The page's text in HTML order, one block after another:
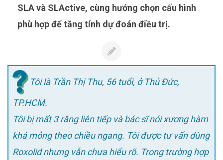
SLA và SLActive, cùng hướng chọn cấu hình
phù hợp để tăng tính dự đoán điều trị.
Tôi là Trần Thị Thu, 56 tuổi, ở Thủ Đức,
TP.HCM.
Tôi bị mất 3 răng liên tiếp và bác sĩ nói xương hàm
khá mỏng theo chiều ngang. Tôi được tư vấn dùng
Roxolid nhưng vẫn chưa hiểu rõ. Trong trường hợp